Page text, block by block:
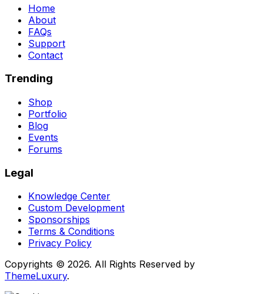
Home
About
FAQs
Support
Contact
Trending
Shop
Portfolio
Blog
Events
Forums
Legal
Knowledge Center
Custom Development
Sponsorships
Terms & Conditions
Privacy Policy
Copyrights © 2026. All Rights Reserved by
ThemeLuxury.